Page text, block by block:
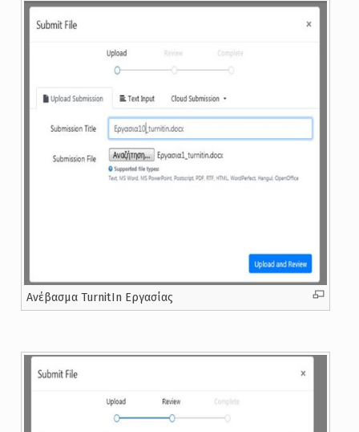
Ανέβασμα TurnitIn Εργασίας